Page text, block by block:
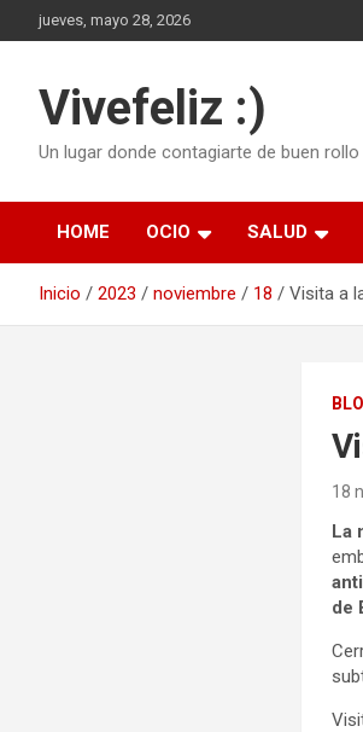
Saltar
al
jueves, mayo 28, 2026
Vivefeliz :)
Un lugar donde contagiarte de buen
HOME OCIO SALUD
Inicio 2023 noviembre 18 Visita a
18
La
de